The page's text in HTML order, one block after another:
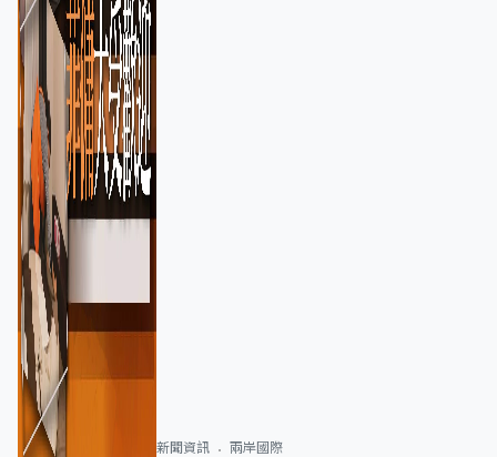
新聞資訊 兩岸國際